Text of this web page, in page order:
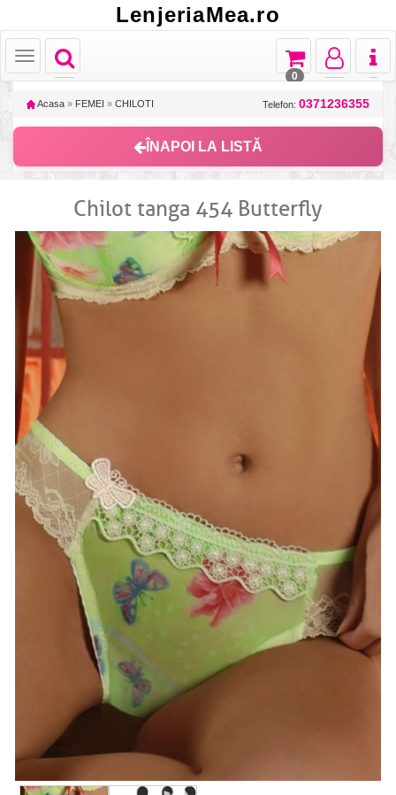
LenjeriaMea.ro
Toggle
navigation
Toggle
Toggle
navigation
Toggle
navigation
Toggle
navigation
0
Acasa » FEMEI » CHILOTI Telefon: 0371236355
ÎNAPOI LA LISTĂ
Chilot tanga 454 Butterfly